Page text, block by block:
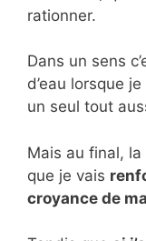
rationner.
Dans un sens
d’eau lorsque
un seul tout
Mais au final, la
que je vais
croyance de